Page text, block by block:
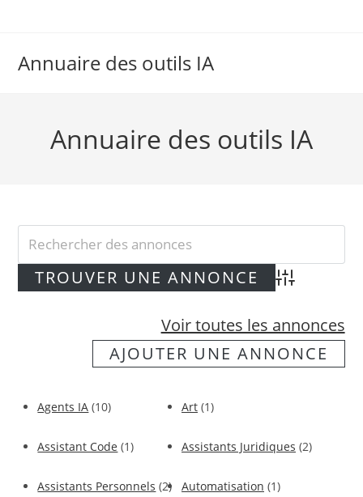
Annuaire des outils IA
Annuaire des outils IA
Advanced
Voir toutes les annonces
AJOUTER UNE ANNONCE
Agents IA (10) Art (1)
Assistant Code (1) Assistants Juridiques (2)
Assistants Personnels (2) Automatisation (1)